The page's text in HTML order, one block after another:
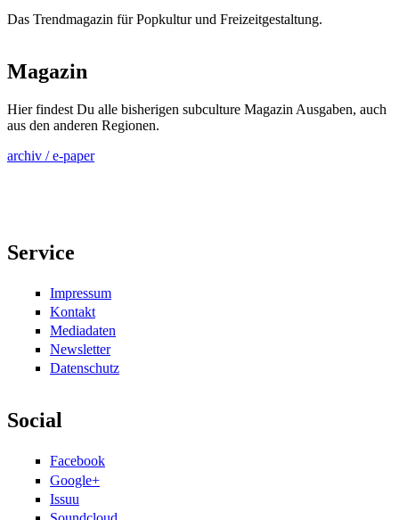
Das Trendmagazin für Popkultur und Freizeitgestaltung.
Magazin
Hier findest Du alle bisherigen subculture Magazin Ausgaben, auch
aus den anderen Regionen.
archiv / e-paper
Service
Impressum
Kontakt
Mediadaten
Newsletter
Datenschutz
Social
Facebook
Google+
Issuu